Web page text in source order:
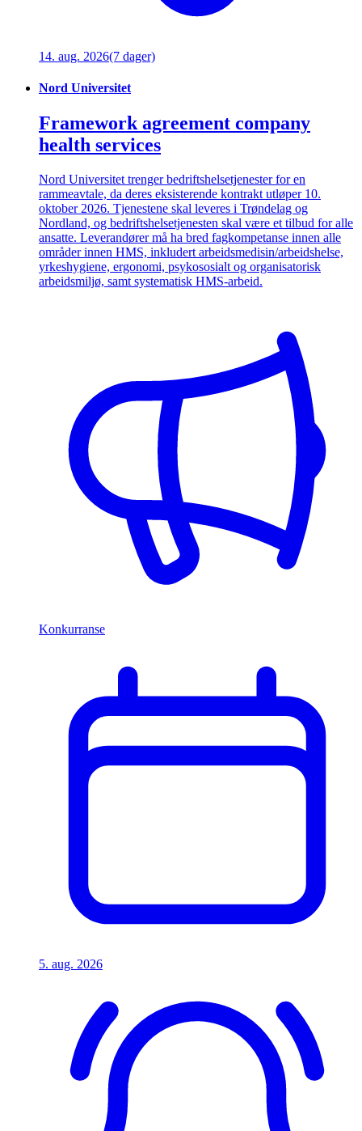
14. aug. 2026(7 dager)
Nord Universitet
Framework agreement company
health services
Nord Universitet trenger bedriftshelsetjenester for en
rammeavtale, da deres eksisterende kontrakt utløper 10.
oktober 2026. Tjenestene skal leveres i Trøndelag og
Nordland, og bedriftshelsetjenesten skal være et tilbud for alle
ansatte. Leverandører må ha bred fagkompetanse innen alle
områder innen HMS, inkludert arbeidsmedisin/arbeidshelse,
yrkeshygiene, ergonomi, psykososialt og organisatorisk
arbeidsmiljø, samt systematisk HMS-arbeid.
Konkurranse
5. aug. 2026